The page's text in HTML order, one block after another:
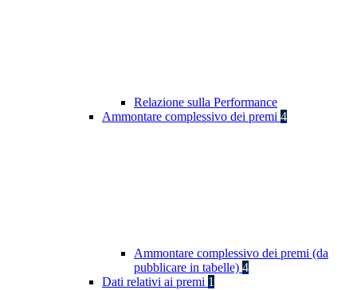
Relazione sulla Performance
Ammontare complessivo dei premi 4
Ammontare complessivo dei premi (da
pubblicare in tabelle) 4
Dati relativi ai premi 1